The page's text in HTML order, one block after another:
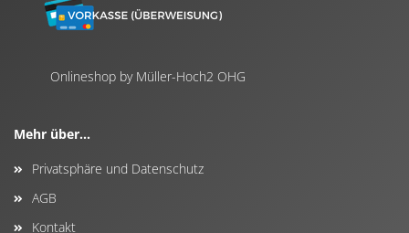
Onlineshop by Müller-Hoch2 OHG
Mehr über...
Privatsphäre und Datenschutz
AGB
Kontakt